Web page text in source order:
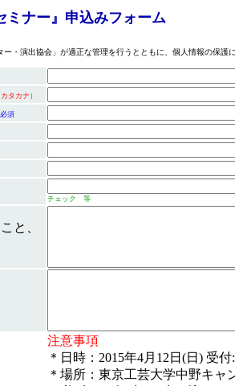
ミナー』申込みフォーム
ー・演出協会」が適正な管理を行うとともに、個人情報の保護
カタカナ）
須
チェック 等
と、
注意事項
＊日時：2015年4月12日(日) 受
＊場所：東京工芸大学中野キ